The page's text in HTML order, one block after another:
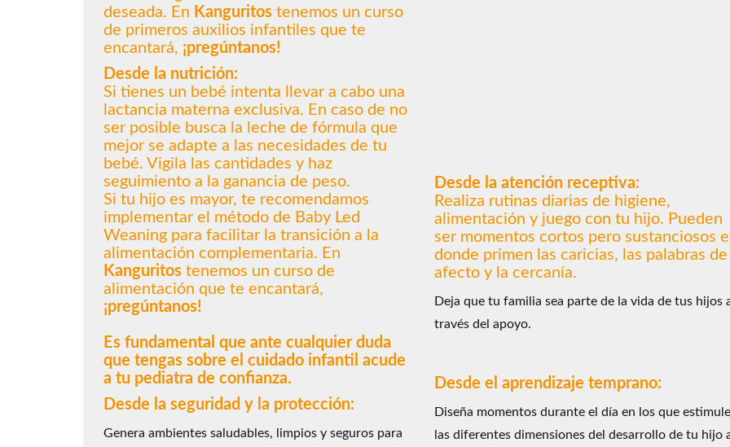
deseada. En Kanguritos tenemos un curso
de primeros auxilios infantiles que te
encantará, ¡pregúntanos!
Desde la nutrición:
Si tienes un bebé intenta llevar a cabo una
lactancia materna exclusiva. En caso de no
ser posible busca la leche de fórmula que
mejor se adapte a las necesidades de tu
bebé. Vigila las cantidades y haz
seguimiento a la ganancia de peso.
Si tu hijo es mayor, te recomendamos
implementar el método de Baby Led
Weaning para facilitar la transición a la
alimentación complementaria. En
Kanguritos tenemos un curso de
alimentación que te encantará,
¡pregúntanos!
Es fundamental que ante cualquier duda
que tengas sobre el cuidado infantil acude
a tu pediatra de confianza.
Desde la seguridad y la protección:
Genera ambientes saludables, limpios y seguros para
Desde la atención receptiva:
Realiza rutinas diarias de higiene,
alimentación y juego con tu hijo. Pueden
ser momentos cortos pero sustanciosos
donde primen las caricias, las palabras de
afecto y la cercanía.
Deja que tu familia sea parte de la vida de tus hijos
través del apoyo.
Desde el aprendizaje temprano:
Diseña momentos durante el día en los que
las diferentes dimensiones del desarrollo de tu hijo